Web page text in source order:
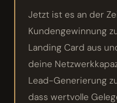
Jetzt ist es an der
Kundengewinnung
Landing Card aus
deine
Lead-Generierung
dass wertvolle